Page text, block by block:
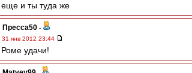
еще и ты туда же
Пресса50 -
31 янв 2012 23:44
Роме удачи!